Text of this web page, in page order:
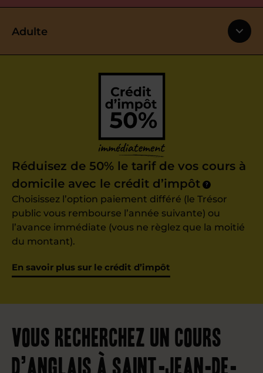
Adulte
Réduisez de 50% le tarif de vos cours à
domicile avec le crédit d’impôt
?
Choisissez l’option paiement différé (le Trésor
public vous rembourse l’année suivante) ou
l’avance immédiate (vous ne règlez que la moitié
du montant).
En savoir plus sur le crédit d’impôt
Vous recherchez un cours
d’anglais à Saint-Jean-de-